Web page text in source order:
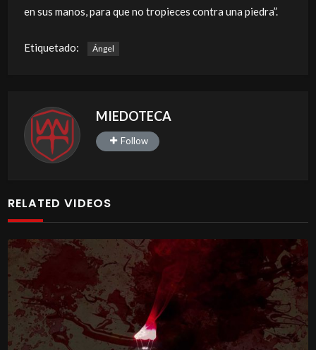
en sus manos, para que no tropieces contra una piedra”.
Etiquetado: Ángel
MIEDOTECA
Follow
RELATED VIDEOS